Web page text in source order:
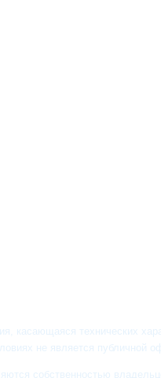
касающаяся технических
не является
собственностью